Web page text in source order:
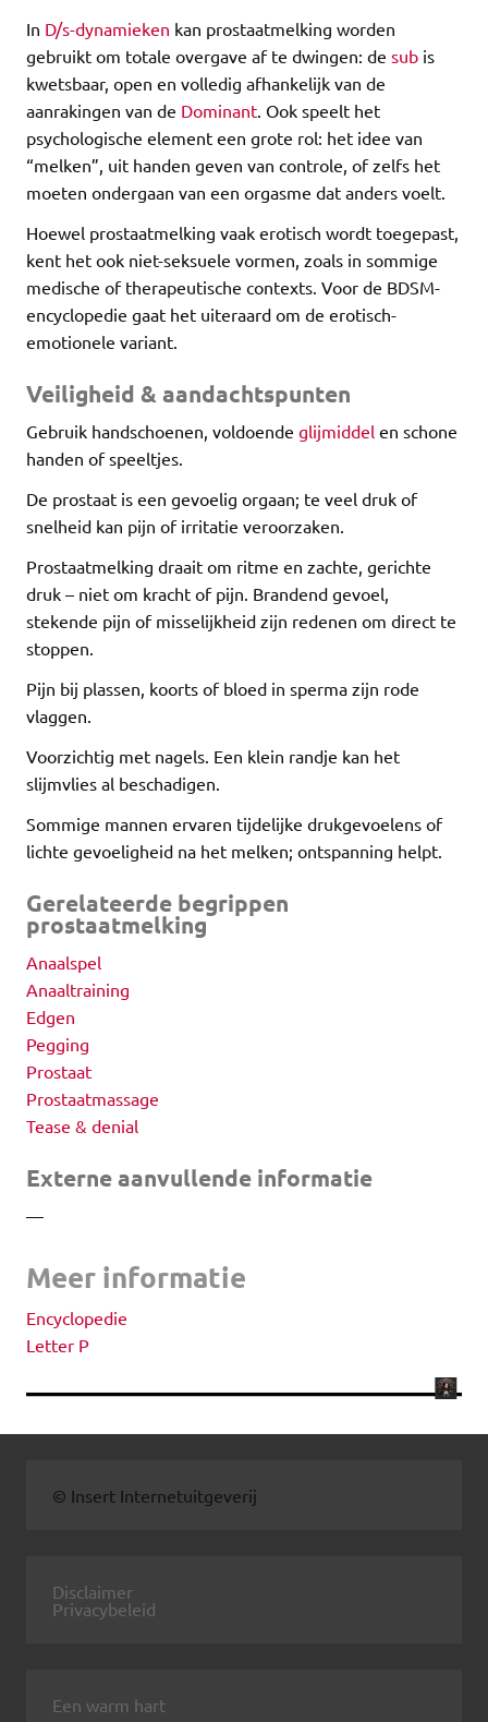
In D/s-dynamieken kan prostaatmelking worden
gebruikt om totale overgave af te dwingen: de sub is
kwetsbaar, open en volledig afhankelijk van de
aanrakingen van de Dominant . Ook speelt het
psychologische element een grote rol: het idee van
“melken”, uit handen geven van controle, of zelfs het
moeten ondergaan van een orgasme dat anders voelt.
Hoewel prostaatmelking vaak erotisch wordt toegepast,
kent het ook niet-seksuele vormen, zoals in sommige
medische of therapeutische contexts. Voor de BDSM-
encyclopedie gaat het uiteraard om de erotisch-
emotionele variant.
Veiligheid & aandachtspunten
Gebruik handschoenen, voldoende glijmiddel en schone
handen of speeltjes.
De prostaat is een gevoelig orgaan; te veel druk of
snelheid kan pijn of irritatie veroorzaken.
Prostaatmelking draait om ritme en zachte, gerichte
druk – niet om kracht of pijn. Brandend gevoel,
stekende pijn of misselijkheid zijn redenen om direct te
stoppen.
Pijn bij plassen, koorts of bloed in sperma zijn rode
vlaggen.
Voorzichtig met nagels. Een klein randje kan het
slijmvlies al beschadigen.
Sommige mannen ervaren tijdelijke drukgevoelens of
lichte gevoeligheid na het melken; ontspanning helpt.
Gerelateerde begrippen
prostaatmelking
Anaalspel
Anaaltraining
Edgen
Pegging
Prostaat
Prostaatmassage
Tease & denial
Externe aanvullende informatie
—
Meer informatie
Encyclopedie
Letter P
© Insert Internetuitgeverij
Disclaimer
Privacybeleid
Een warm hart